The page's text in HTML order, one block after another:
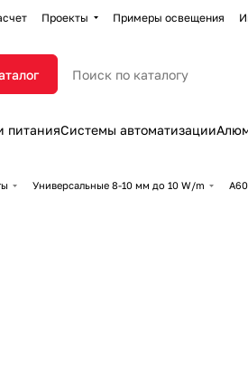
Проекты Примеры освещения
питанияСистемы автоматизации
Универсальные 8-10 мм до 10 W/m